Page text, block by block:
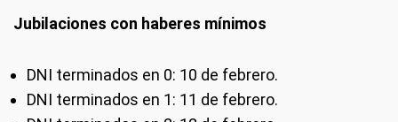
Jubilaciones con haberes mínimos
DNI terminados en 0: 10 de febrero.
DNI terminados en 1: 11 de febrero.